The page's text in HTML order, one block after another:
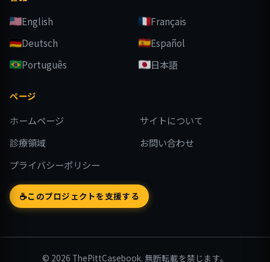
English
Français
Deutsch
Español
Português
日本語
ページ
ホームページ
サイトについて
診療領域
お問い合わせ
プライバシーポリシー
☕このプロジェクトを支援する
© 2026 ThePittCasebook. 無断転載を禁じます。